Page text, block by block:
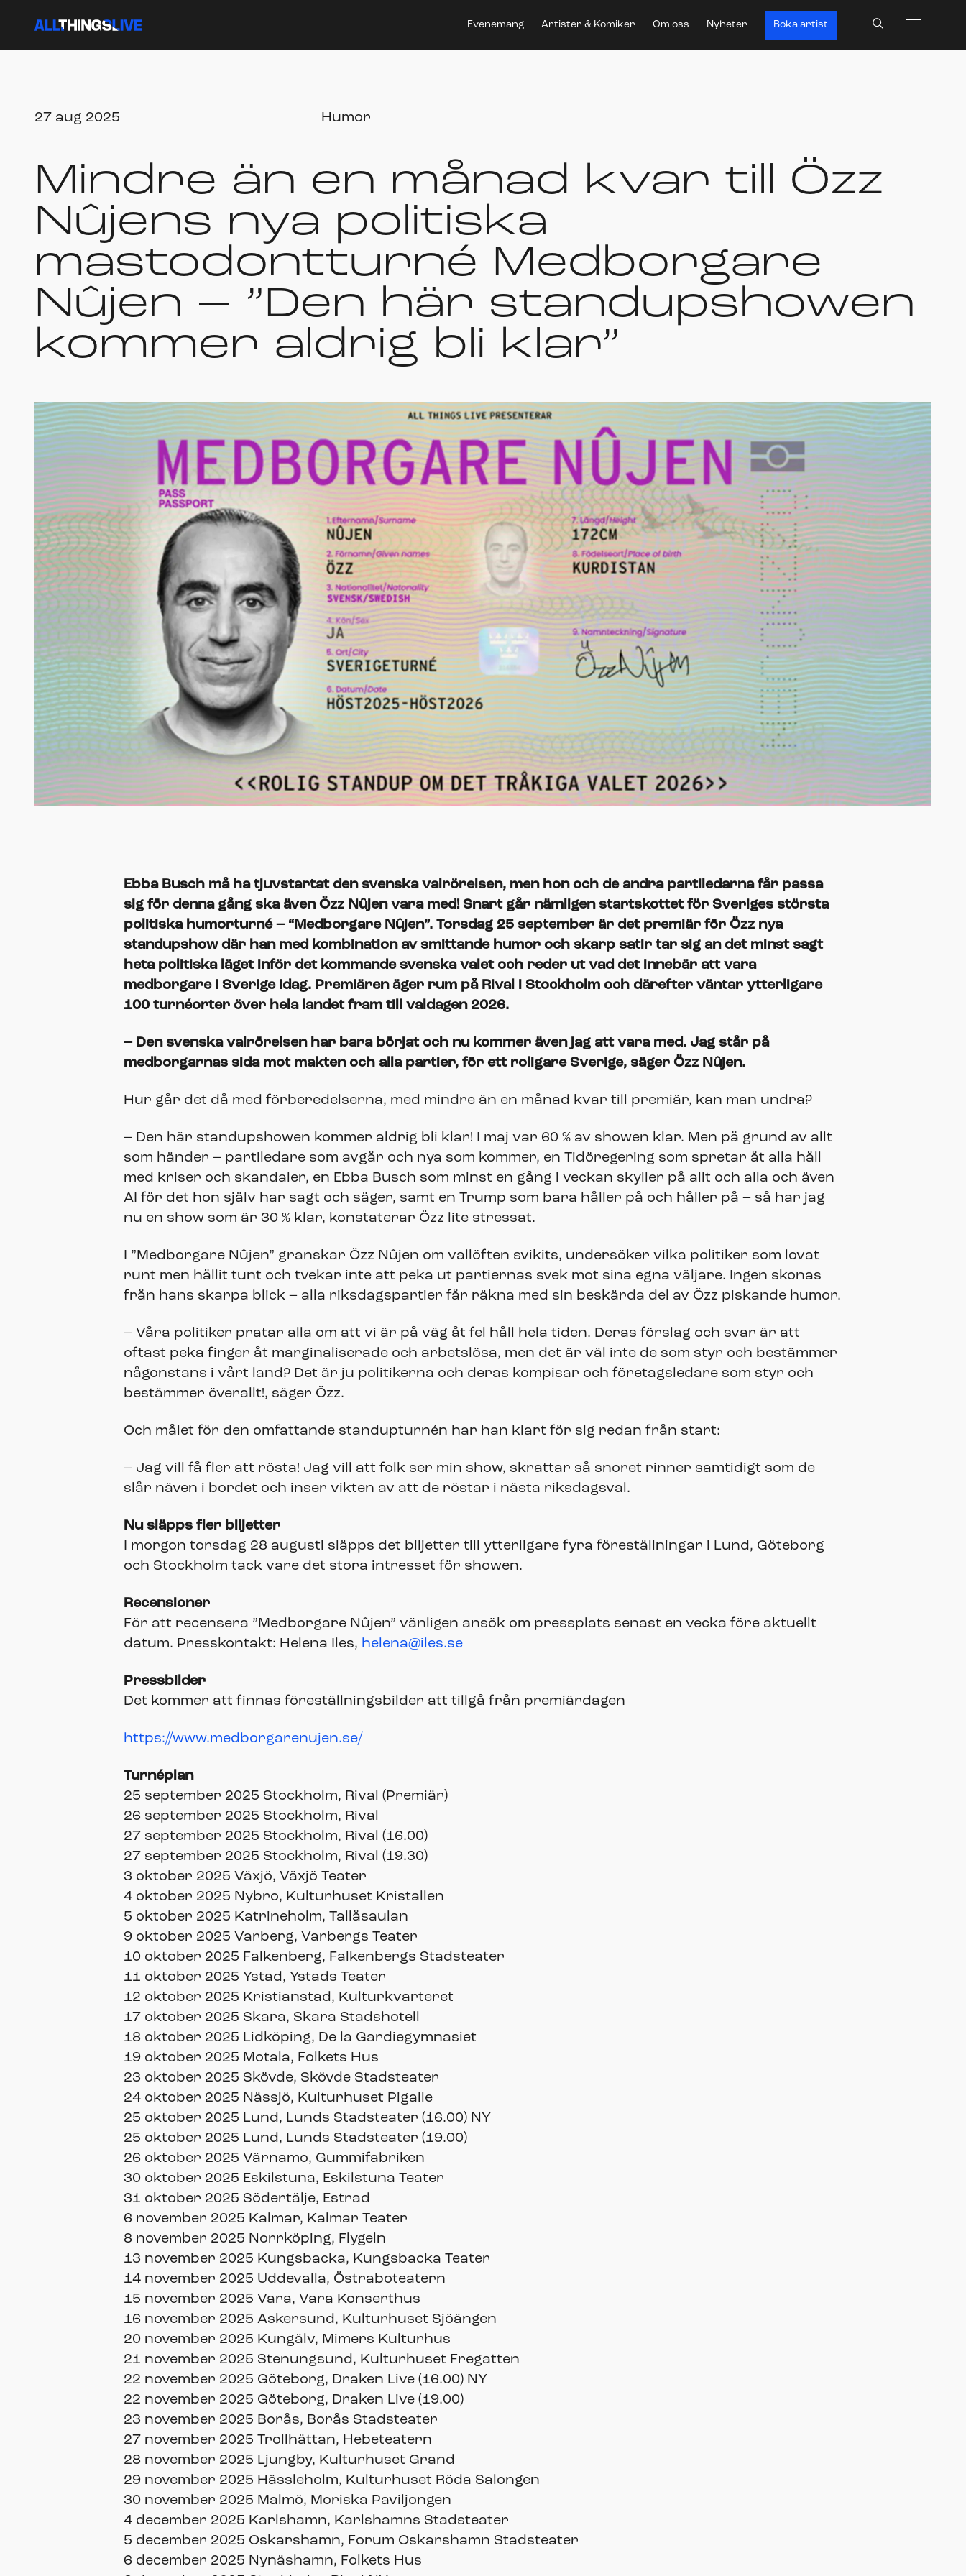
Evenemang Artister & Komiker Om oss Nyheter Boka artist
27 aug 2025 Humor
Mindre än en månad kvar till Özz
Nûjens nya politiska
mastodontturné Medborgare
Nûjen – ”Den här standupshowen
kommer aldrig bli klar”
Ebba Busch må ha tjuvstartat den svenska valrörelsen, men hon och de andra partiledarna får passa
sig för denna gång ska även Özz Nûjen vara med! Snart går nämligen startskottet för Sveriges största
politiska humorturné – “Medborgare Nûjen”. Torsdag 25 september är det premiär för Özz nya
standupshow där han med kombination av smittande humor och skarp satir tar sig an det minst sagt
heta politiska läget inför det kommande svenska valet och reder ut vad det innebär att vara
medborgare i Sverige idag. Premiären äger rum på Rival i Stockholm och därefter väntar ytterligare
100 turnéorter över hela landet fram till valdagen 2026.
– Den svenska valrörelsen har bara börjat och nu kommer även jag att vara med. Jag står på
medborgarnas sida mot makten och alla partier, för ett roligare Sverige, säger Özz Nûjen.
Hur går det då med förberedelserna, med mindre än en månad kvar till premiär, kan man undra?
– Den här standupshowen kommer aldrig bli klar! I maj var 60 % av showen klar. Men på grund av allt
som händer – partiledare som avgår och nya som kommer, en Tidöregering som spretar åt alla håll
med kriser och skandaler, en Ebba Busch som minst en gång i veckan skyller på allt och alla och även
AI för det hon själv har sagt och säger, samt en Trump som bara håller på och håller på – så har jag
nu en show som är 30 % klar, konstaterar Özz lite stressat.
I ”Medborgare Nûjen” granskar Özz Nûjen om vallöften svikits, undersöker vilka politiker som lovat
runt men hållit tunt och tvekar inte att peka ut partiernas svek mot sina egna väljare. Ingen skonas
från hans skarpa blick – alla riksdagspartier får räkna med sin beskärda del av Özz piskande humor.
– Våra politiker pratar alla om att vi är på väg åt fel håll hela tiden. Deras förslag och svar är att
oftast peka finger åt marginaliserade och arbetslösa, men det är väl inte de som styr och bestämmer
någonstans i vårt land? Det är ju politikerna och deras kompisar och företagsledare som styr och
bestämmer överallt!, säger Özz.
Och målet för den omfattande standupturnén har han klart för sig redan från start:
– Jag vill få fler att rösta! Jag vill att folk ser min show, skrattar så snoret rinner samtidigt som de
slår näven i bordet och inser vikten av att de röstar i nästa riksdagsval.
Nu släpps fler biljetter
I morgon torsdag 28 augusti släpps det biljetter till ytterligare fyra föreställningar i Lund, Göteborg
och Stockholm tack vare det stora intresset för showen.
Recensioner
För att recensera ”Medborgare Nûjen” vänligen ansök om pressplats senast en vecka före aktuellt
datum. Presskontakt: Helena Iles, helena@iles.se
Pressbilder
Det kommer att finnas föreställningsbilder att tillgå från premiärdagen
https://www.medborgarenujen.se/
Turnéplan
25 september 2025 Stockholm, Rival (Premiär)
26 september 2025 Stockholm, Rival
27 september 2025 Stockholm, Rival (16.00)
27 september 2025 Stockholm, Rival (19.30)
3 oktober 2025 Växjö, Växjö Teater
4 oktober 2025 Nybro, Kulturhuset Kristallen
5 oktober 2025 Katrineholm, Tallåsaulan
9 oktober 2025 Varberg, Varbergs Teater
10 oktober 2025 Falkenberg, Falkenbergs Stadsteater
11 oktober 2025 Ystad, Ystads Teater
12 oktober 2025 Kristianstad, Kulturkvarteret
17 oktober 2025 Skara, Skara Stadshotell
18 oktober 2025 Lidköping, De la Gardiegymnasiet
19 oktober 2025 Motala, Folkets Hus
23 oktober 2025 Skövde, Skövde Stadsteater
24 oktober 2025 Nässjö, Kulturhuset Pigalle
25 oktober 2025 Lund, Lunds Stadsteater (16.00) NY
25 oktober 2025 Lund, Lunds Stadsteater (19.00)
26 oktober 2025 Värnamo, Gummifabriken
30 oktober 2025 Eskilstuna, Eskilstuna Teater
31 oktober 2025 Södertälje, Estrad
6 november 2025 Kalmar, Kalmar Teater
8 november 2025 Norrköping, Flygeln
13 november 2025 Kungsbacka, Kungsbacka Teater
14 november 2025 Uddevalla, Östraboteatern
15 november 2025 Vara, Vara Konserthus
16 november 2025 Askersund, Kulturhuset Sjöängen
20 november 2025 Kungälv, Mimers Kulturhus
21 november 2025 Stenungsund, Kulturhuset Fregatten
22 november 2025 Göteborg, Draken Live (16.00) NY
22 november 2025 Göteborg, Draken Live (19.00)
23 november 2025 Borås, Borås Stadsteater
27 november 2025 Trollhättan, Hebeteatern
28 november 2025 Ljungby, Kulturhuset Grand
29 november 2025 Hässleholm, Kulturhuset Röda Salongen
30 november 2025 Malmö, Moriska Paviljongen
4 december 2025 Karlshamn, Karlshamns Stadsteater
5 december 2025 Oskarshamn, Forum Oskarshamn Stadsteater
6 december 2025 Nynäshamn, Folkets Hus